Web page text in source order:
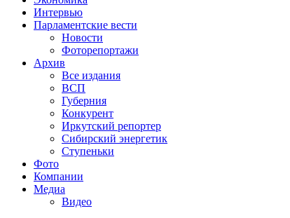
Интервью
Парламентские вести
Новости
Фоторепортажи
Архив
Все издания
ВСП
Губерния
Конкурент
Иркутский репортер
Сибирский энергетик
Ступеньки
Фото
Компании
Медиа
Видео